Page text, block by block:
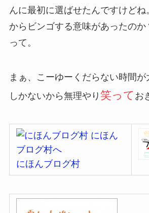
んに最初に選ばせたんですけどね
からビンゴする意味があったのか
って。
まぁ、こーゆーくだらない時間が
しかないから無理やり 笑って お
にほんブログ村